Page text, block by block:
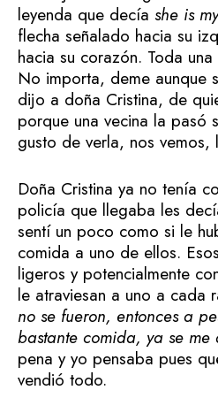
leyenda que decía she is
flecha señalado hacia su
hacia su corazón. Toda
No importa, deme aunque
dijo a doña Cristina, de
porque una vecina la pasó
gusto de verla, nos
Doña Cristina ya no tenía
policía que llegaba les
sentí un poco como si le
comida a uno de ellos.
ligeros y potencialmente
le atraviesan a uno a cada
no se fueron, entonces a
bastante comida, ya se me
pena y yo pensaba pues
vendió todo.